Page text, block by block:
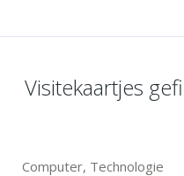
Visitekaartjes
Computer, Technologie